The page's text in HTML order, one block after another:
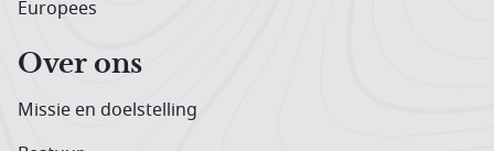
Europees
Over ons
Missie en doelstelling